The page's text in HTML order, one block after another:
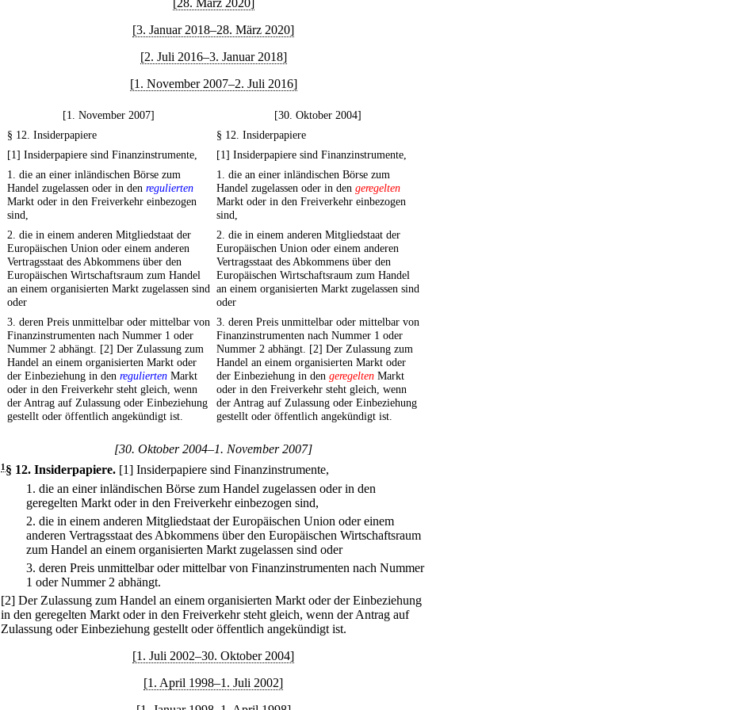
[28. März 2020]
[3. Januar 2018–28. März 2020]
[2. Juli 2016–3. Januar 2018]
[1. November 2007–2. Juli 2016]
[1. November 2007]
[30. Oktober 2004]
§ 12. Insiderpapiere
§ 12. Insiderpapiere
[1] Insiderpapiere sind Finanzinstrumente,
[1] Insiderpapiere sind Finanzinstrumente,
1. die an einer inländischen Börse zum
Handel zugelassen oder in den regulierten
Markt oder in den Freiverkehr einbezogen
sind,
1. die an einer inländischen Börse zum
Handel zugelassen oder in den geregelten
Markt oder in den Freiverkehr einbezogen
sind,
2. die in einem anderen Mitgliedstaat der
Europäischen Union oder einem anderen
Vertragsstaat des Abkommens über den
Europäischen Wirtschaftsraum zum Handel
an einem organisierten Markt zugelassen sind
oder
2. die in einem anderen Mitgliedstaat der
Europäischen Union oder einem anderen
Vertragsstaat des Abkommens über den
Europäischen Wirtschaftsraum zum Handel
an einem organisierten Markt zugelassen sind
oder
3. deren Preis unmittelbar oder mittelbar von
Finanzinstrumenten nach Nummer 1 oder
Nummer 2 abhängt. [2] Der Zulassung zum
Handel an einem organisierten Markt oder
der Einbeziehung in den regulierten Markt
oder in den Freiverkehr steht gleich, wenn
der Antrag auf Zulassung oder Einbeziehung
gestellt oder öffentlich angekündigt ist.
3. deren Preis unmittelbar oder mittelbar von
Finanzinstrumenten nach Nummer 1 oder
Nummer 2 abhängt. [2] Der Zulassung zum
Handel an einem organisierten Markt oder
der Einbeziehung in den geregelten Markt
oder in den Freiverkehr steht gleich, wenn
der Antrag auf Zulassung oder Einbeziehung
gestellt oder öffentlich angekündigt ist.
[30. Oktober 2004–1. November 2007]
1§ 12. Insiderpapiere. [1] Insiderpapiere sind Finanzinstrumente,
1. die an einer inländischen Börse zum Handel zugelassen oder in den
geregelten Markt oder in den Freiverkehr einbezogen sind,
2. die in einem anderen Mitgliedstaat der Europäischen Union oder einem
anderen Vertragsstaat des Abkommens über den Europäischen Wirtschaftsraum
zum Handel an einem organisierten Markt zugelassen sind oder
3. deren Preis unmittelbar oder mittelbar von Finanzinstrumenten nach Nummer
1 oder Nummer 2 abhängt.
[2] Der Zulassung zum Handel an einem organisierten Markt oder der Einbeziehung
in den geregelten Markt oder in den Freiverkehr steht gleich, wenn der Antrag auf
Zulassung oder Einbeziehung gestellt oder öffentlich angekündigt ist.
[1. Juli 2002–30. Oktober 2004]
[1. April 1998–1. Juli 2002]